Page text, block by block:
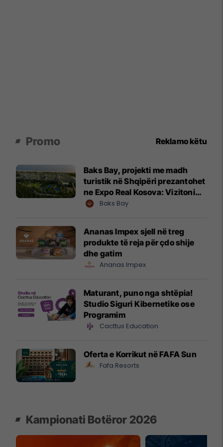
Promo Reklamo këtu
Baks Bay, projekti me madh
turistik në Shqipëri prezantohet
ne Expo Real Kosova: Vizitoni
shtandin dhe zbuloni
Baks Bay
Ananas Impex sjell në treg
produkte të reja për çdo shije
dhe gatim
Ananas Impex
Maturant, puno nga shtëpia!
Studio Siguri Kibernetike ose
Programim
Cacttus Education
Oferta e Korrikut në FAFA Sun
Fafa Resorts
Kampionati Botëror 2026